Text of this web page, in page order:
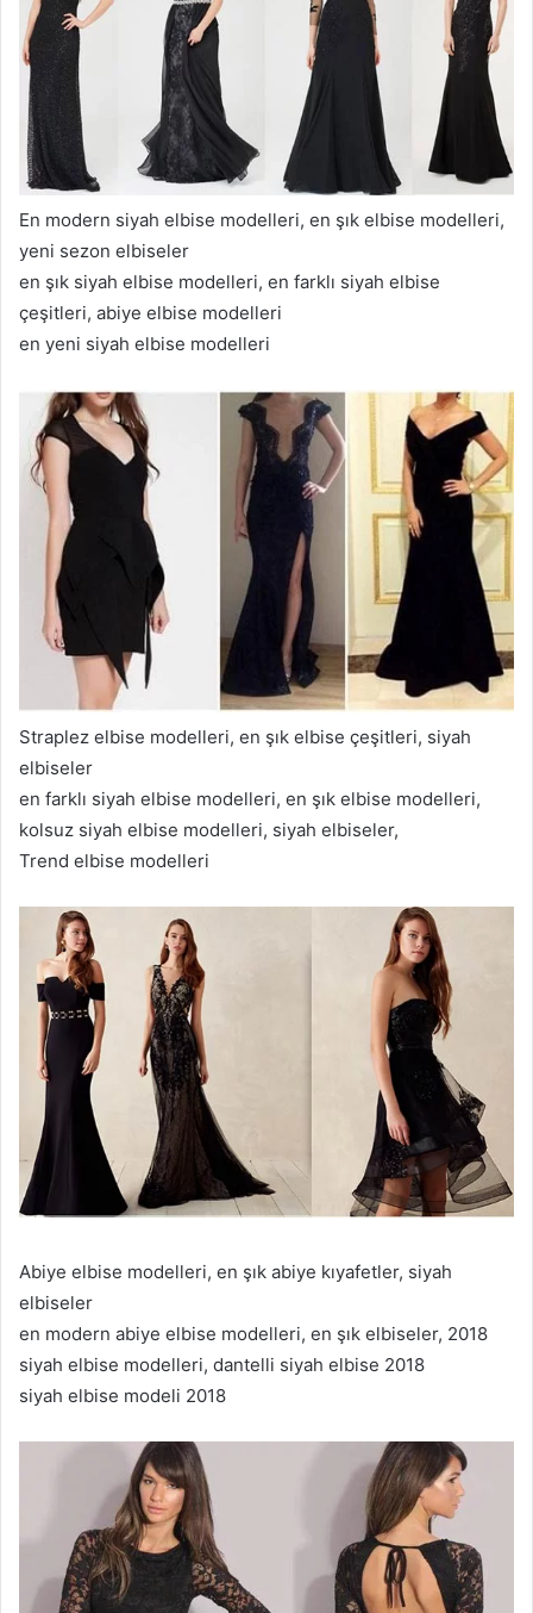
En modern siyah elbise modelleri, en şık elbise modelleri,
yeni sezon elbiseler
en şık siyah elbise modelleri, en farklı siyah elbise
çeşitleri, abiye elbise modelleri
en yeni siyah elbise modelleri
Straplez elbise modelleri, en şık elbise çeşitleri, siyah
elbiseler
en farklı siyah elbise modelleri, en şık elbise modelleri,
kolsuz siyah elbise modelleri, siyah elbiseler,
Trend elbise modelleri
Abiye elbise modelleri, en şık abiye kıyafetler, siyah
elbiseler
en modern abiye elbise modelleri, en şık elbiseler, 2018
siyah elbise modelleri, dantelli siyah elbise 2018
siyah elbise modeli 2018